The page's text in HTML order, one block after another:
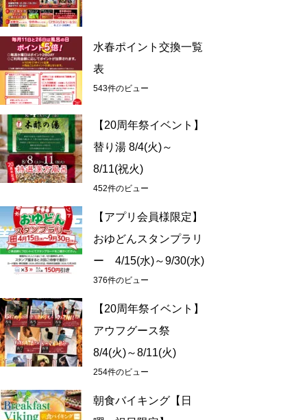
水春ポイント交換一覧
表
543件のビュー
【20周年祭イベント】
替り湯 8/4(火)～
8/11(祝火)
452件のビュー
【アプリ会員様限定】
おゆどんスタンプラリ
ー 4/15(水)～9/30(水)
376件のビュー
【20周年祭イベント】
アウフグース祭
8/4(火)～8/11(火)
254件のビュー
朝食バイキング【日